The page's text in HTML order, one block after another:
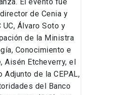
El evento fue
de Cenia y
Álvaro Soto y
de la Ministra
Conocimiento e
Aisén Etcheverry, el
Adjunto de la CEPAL,
del Banco